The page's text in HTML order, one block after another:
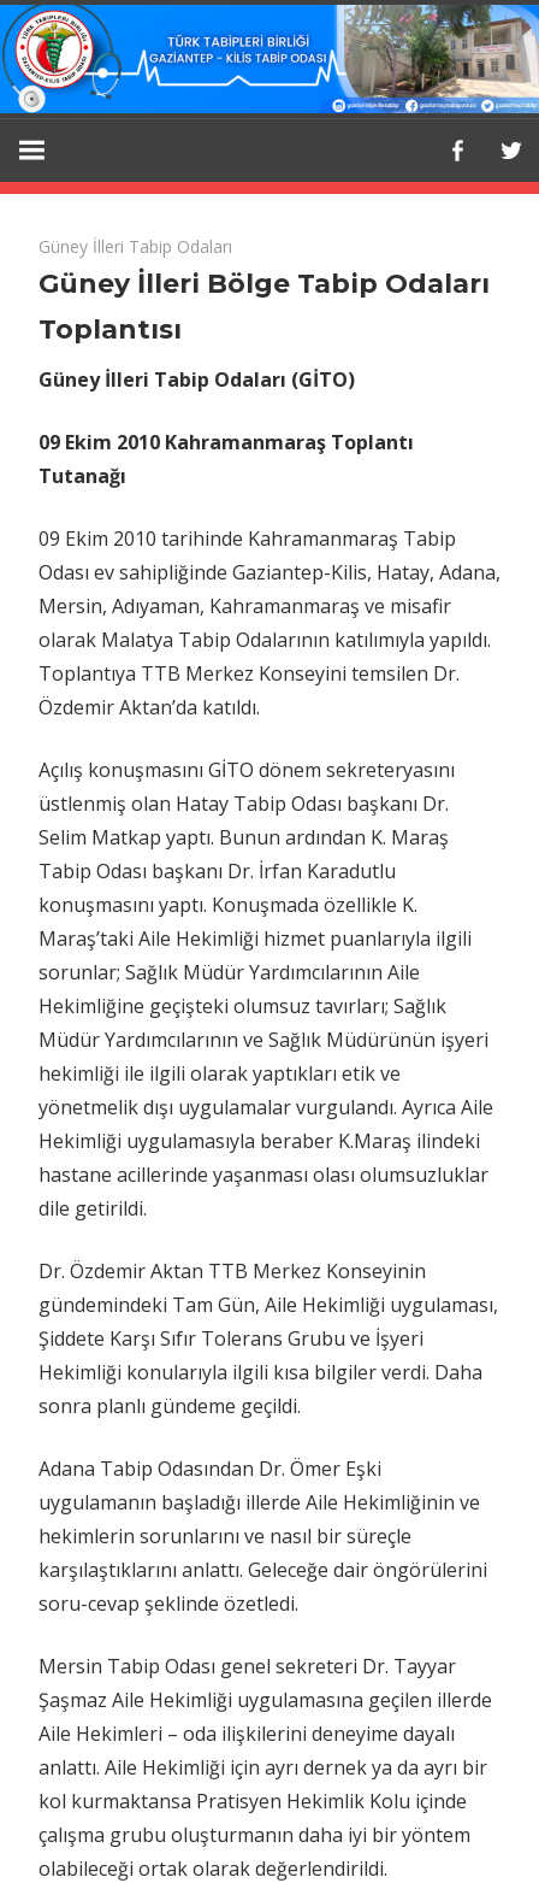
Skip
to
content
Gaziantep
Kilis
Tabip
Odası
Gaziantep
Odası
Resmi
Web
29 Mart 2017
Güney
İlleri
Tabip
Toplantısı
yorumlar kapalı
Güney İlleri Tabip Odaları
Güney İlleri Bölge Tabip Odaları
Toplantısı
Güney İlleri Tabip Odaları (GİTO)
09 Ekim 2010 Kahramanmaraş Toplantı
Tutanağı
09 Ekim 2010 tarihinde Kahramanmaraş Tabip
Odası ev sahipliğinde Gaziantep-Kilis, Hatay, Adana,
Mersin, Adıyaman, Kahramanmaraş ve misafir
olarak Malatya Tabip Odalarının katılımıyla yapıldı.
Toplantıya TTB Merkez Konseyini temsilen Dr.
Özdemir Aktan’da katıldı.
Açılış konuşmasını GİTO dönem sekreteryasını
üstlenmiş olan Hatay Tabip Odası başkanı Dr.
Selim Matkap yaptı. Bunun ardından K. Maraş
Tabip Odası başkanı Dr. İrfan Karadutlu
konuşmasını yaptı. Konuşmada özellikle K.
Maraş’taki Aile Hekimliği hizmet puanlarıyla ilgili
sorunlar; Sağlık Müdür Yardımcılarının Aile
Hekimliğine geçişteki olumsuz tavırları; Sağlık
Müdür Yardımcılarının ve Sağlık Müdürünün işyeri
hekimliği ile ilgili olarak yaptıkları etik ve
yönetmelik dışı uygulamalar vurgulandı. Ayrıca Aile
Hekimliği uygulamasıyla beraber K.Maraş ilindeki
hastane acillerinde yaşanması olası olumsuzluklar
dile getirildi.
Dr. Özdemir Aktan TTB Merkez Konseyinin
gündemindeki Tam Gün, Aile Hekimliği uygulaması,
Şiddete Karşı Sıfır Tolerans Grubu ve İşyeri
Hekimliği konularıyla ilgili kısa bilgiler verdi. Daha
sonra planlı gündeme geçildi.
Adana Tabip Odasından Dr. Ömer Eşki
uygulamanın başladığı illerde Aile Hekimliğinin ve
hekimlerin sorunlarını ve nasıl bir süreçle
karşılaştıklarını anlattı. Geleceğe dair öngörülerini
soru-cevap şeklinde özetledi.
Mersin Tabip Odası genel sekreteri Dr. Tayyar
Şaşmaz Aile Hekimliği uygulamasına geçilen illerde
Aile Hekimleri – oda ilişkilerini deneyime dayalı
anlattı. Aile Hekimliği için ayrı dernek ya da ayrı bir
kol kurmaktansa Pratisyen Hekimlik Kolu içinde
çalışma grubu oluşturmanın daha iyi bir yöntem
olabileceği ortak olarak değerlendirildi.